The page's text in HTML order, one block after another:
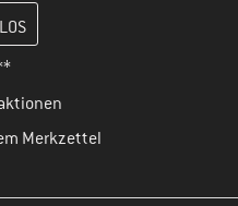
und erstelle im nächsten
Merkzettel